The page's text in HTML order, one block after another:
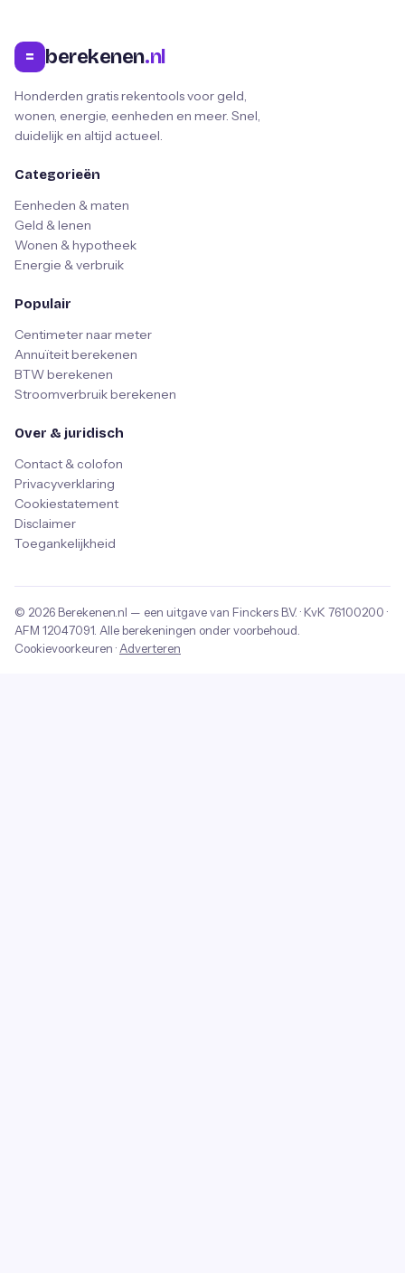
= berekenen.nl
Honderden gratis rekentools voor geld,
wonen, energie, eenheden en meer. Snel,
duidelijk en altijd actueel.
Categorieën
Eenheden & maten
Geld & lenen
Wonen & hypotheek
Energie & verbruik
Populair
Centimeter naar meter
Annuïteit berekenen
BTW berekenen
Stroomverbruik berekenen
Over & juridisch
Contact & colofon
Privacyverklaring
Cookiestatement
Disclaimer
Toegankelijkheid
© 2026 Berekenen.nl — een uitgave van Finckers B.V. · KvK 76100200 ·
AFM 12047091 . Alle berekeningen onder voorbehoud.
Cookievoorkeuren · Adverteren